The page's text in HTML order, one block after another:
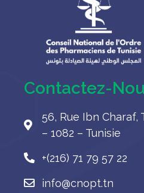
Contactez-
56, Rue Ibn Charaf,
– 1082 – Tunisie
+(216) 71 79 57 22
info@cnopt.tn